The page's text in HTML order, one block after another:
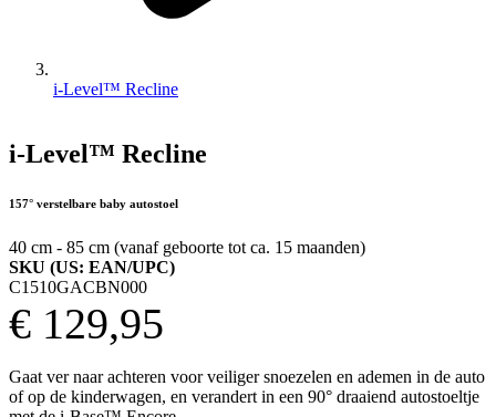
i-Level™ Recline
i-Level™ Recline
157° verstelbare baby autostoel
40 cm - 85 cm (vanaf geboorte tot ca. 15 maanden)
SKU (US: EAN/UPC)
C1510GACBN000
€ 129,95
Gaat ver naar achteren voor veiliger snoezelen en ademen in de auto
of op de kinderwagen, en verandert in een 90° draaiend autostoeltje